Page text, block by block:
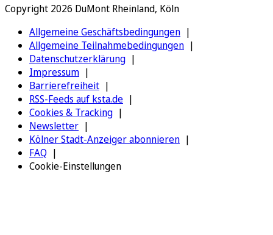
Copyright 2026 DuMont Rheinland, Köln
Allgemeine Geschäftsbedingungen
Allgemeine Teilnahmebedingungen
Datenschutzerklärung
Impressum
Barrierefreiheit
RSS-Feeds auf ksta.de
Cookies & Tracking
Newsletter
Kölner Stadt-Anzeiger abonnieren
FAQ
Cookie-Einstellungen